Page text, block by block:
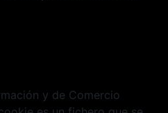
y de Comercio